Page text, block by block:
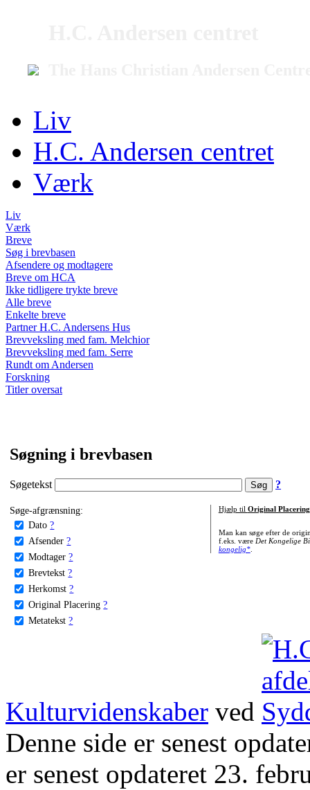
Liv
H.C. Andersen centret
Værk
Liv
Værk
Breve
Søg i brevbasen
Afsendere og modtagere
Breve om HCA
Ikke tidligere trykte breve
Alle breve
Enkelte breve
Partner H.C. Andersens Hus
Brevveksling med fam. Melchior
Brevveksling med fam. Serre
Rundt om Andersen
Forskning
Titler oversat
Søgning i brevbasen
Søgetekst ?
Søge-afgrænsning:
Dato ?
Afsender ?
Modtager ?
Brevtekst ?
Herkomst ?
Original Placering ?
Metatekst ?
Hjælp til Original Placering
Man kan søge efter de
f.eks. være Det Kongelige
kongelig*.
Kulturvidenskaber ved
Denne side er senest
er senest opdateret 23.